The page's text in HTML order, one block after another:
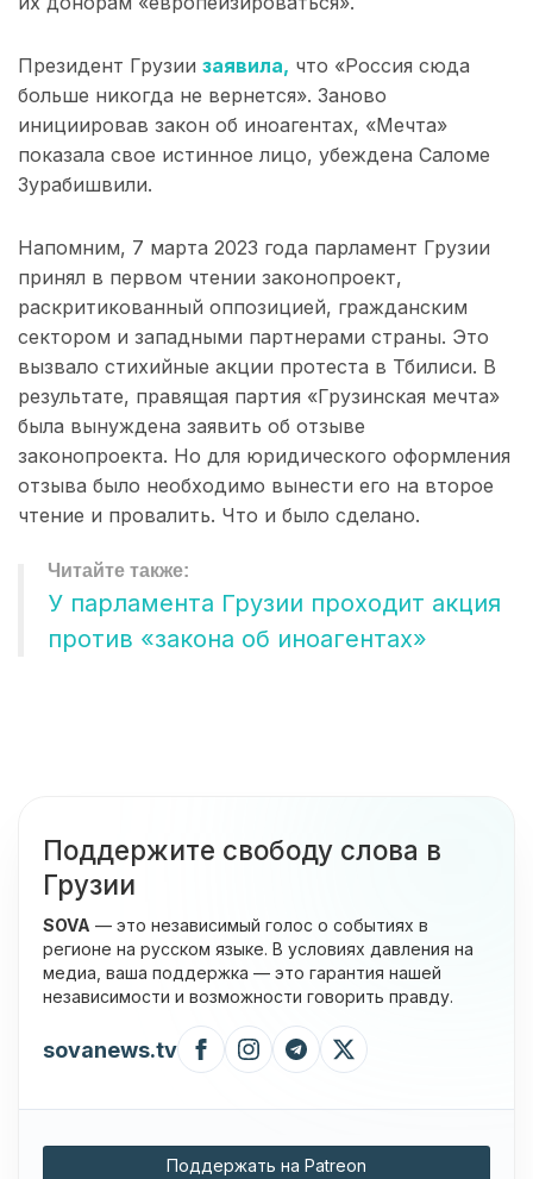
Президент Грузии заявила, что «Россия сюда
больше никогда не вернется». Заново
инициировав закон об иноагентах, «Мечта»
показала свое истинное лицо, убеждена Саломе
Зурабишвили.
Напомним, 7 марта 2023 года парламент Грузии
принял в первом чтении законопроект,
раскритикованный оппозицией, гражданским
сектором и западными партнерами страны. Это
вызвало стихийные акции протеста в Тбилиси. В
результате, правящая партия «Грузинская мечта»
была вынуждена заявить об отзыве
законопроекта. Но для юридического оформления
отзыва было необходимо вынести его на второе
чтение и провалить. Что и было сделано.
У парламента Грузии проходит акция
против «закона об иноагентах»
Поддержите свободу слова в
Грузии
SOVA — это независимый голос о событиях в
регионе на русском языке. В условиях давления на
медиа, ваша поддержка — это гарантия нашей
независимости и возможности говорить правду.
sovanews.tv
Поддержать на Patreon